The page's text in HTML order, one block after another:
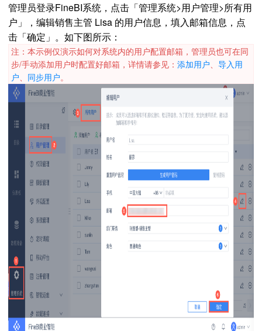
管理员登录FineBI系统，点击「管理系统>用户管理>所有用
户」，编辑销售主管 Lisa 的用户信息，填入邮箱信息，点
击「确定」。如下图所示：
注：本示例仅演示如何对系统内的用户配置邮箱，管理员也可在同
步/手动添加用户时配置好邮箱，详情请参见： 添加用户、 导入用
户、 同步用户。